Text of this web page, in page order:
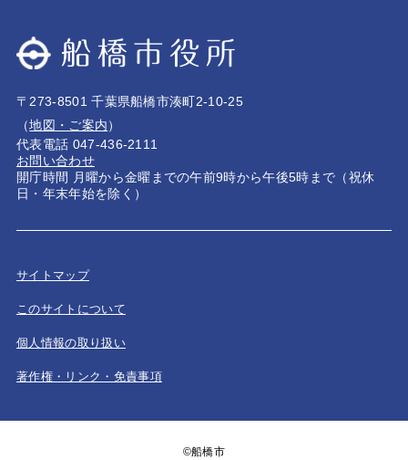
〒273-8501 千葉県船橋市湊町2-10-25
（地図・ご案内）
代表電話 047-436-2111
お問い合わせ
開庁時間 月曜から金曜までの午前9時から午後5時まで（祝休
日・年末年始を除く）
サイトマップ
このサイトについて
個人情報の取り扱い
著作権・リンク・免責事項
©船橋市